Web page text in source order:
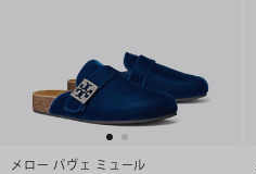
メロー パヴェ ミュール